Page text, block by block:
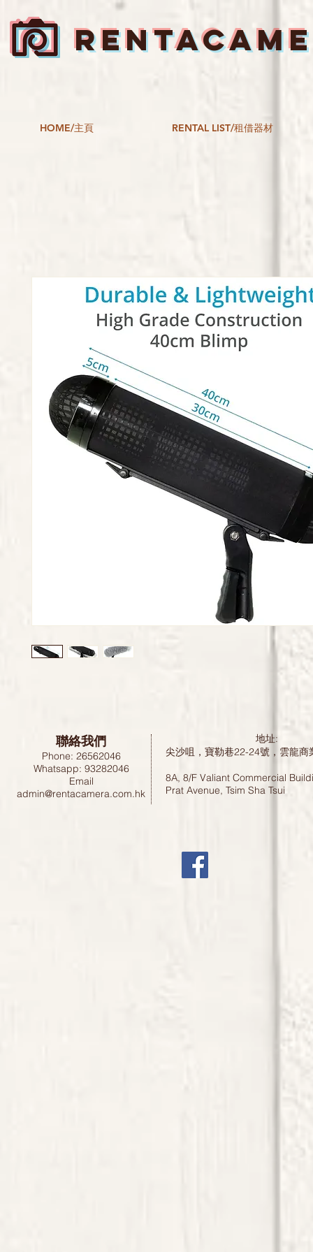
HOME/主頁 RENTAL LIST/租借器材
聯絡我們
Phone: 26562046
Whatsapp: 93282046
Email
admin@rentacamera.com.hk
地址:
尖沙咀，寶勒巷22-24號，雲龍
8A, 8/F Valiant Commercial
Prat Avenue, Tsim Sha Tsui